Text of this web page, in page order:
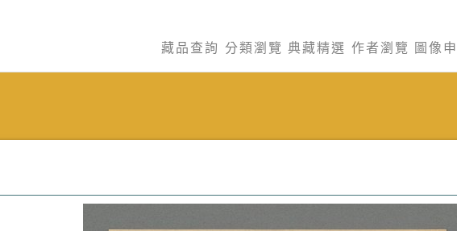
藏品查詢 分類瀏覽 典藏精選 作者瀏覽 圖像